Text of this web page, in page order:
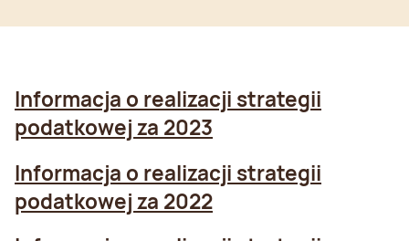
Informacja o realizacji strategii
podatkowej za 2023
Informacja o realizacji strategii
podatkowej za 2022